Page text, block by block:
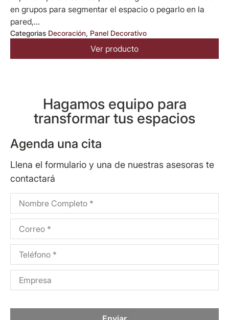
en grupos para segmentar el espacio o pegarlo en la
pared,...
Categorias Decoración, Panel Decorativo
Ver producto
Hagamos equipo para
transformar tus espacios
Agenda una cita
Llena el formulario y una de nuestras asesoras te
contactará